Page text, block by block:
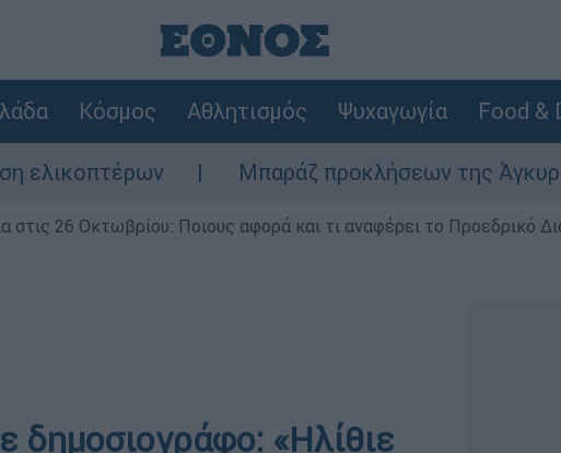
Κόσμος Αθλητισμός Ψυχαγωγία Food &
Μπαράζ προκλήσεων της Άγκυρας στο
στις 26 Οκτωβρίου: Ποιους αφορά και τι αναφέρει το Προεδρικό
δημοσιογράφο: «Ηλίθιε